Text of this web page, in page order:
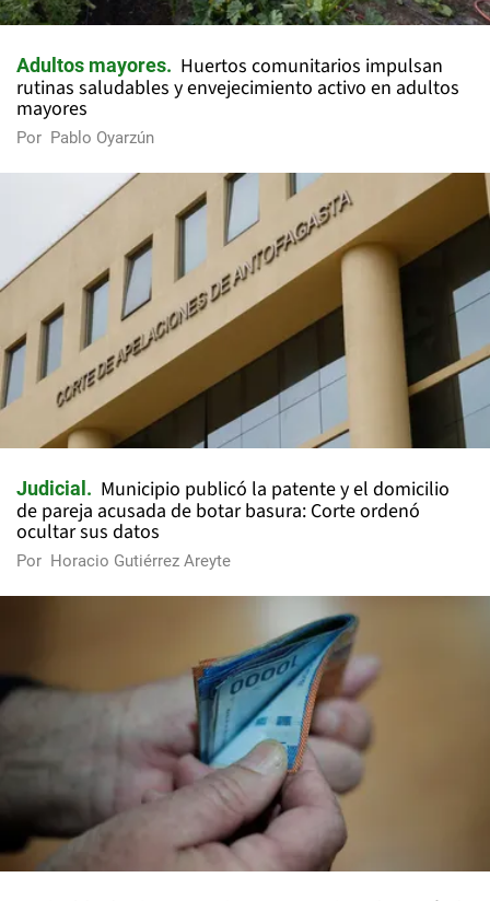
Adultos mayores
Huertos comunitarios impulsan
rutinas saludables y envejecimiento activo en adultos
mayores
Por Pablo Oyarzún
Judicial
Municipio publicó la patente y el domicilio
de pareja acusada de botar basura: Corte ordenó
ocultar sus datos
Por Horacio Gutiérrez Areyte